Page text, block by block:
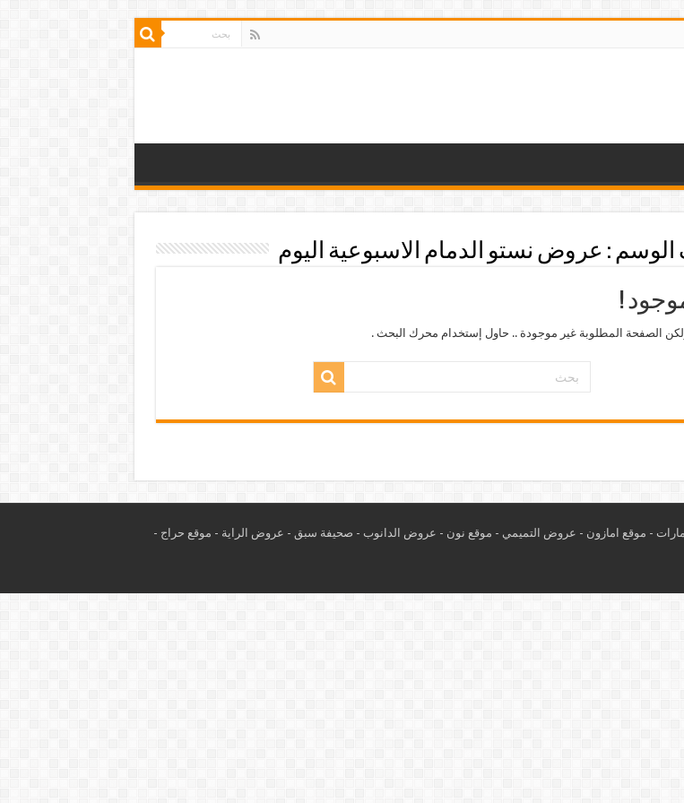
: عروض نستو الدمام الاسبوعية اليوم
!
الصفحة المطلوبة غير موجودة .. حاول إستخدام محرك البحث .
- موقع امازون - عروض التميمي - موقع نون - عروض الدانوب - صحيفة سبق - عروض الراية - موقع حراج -